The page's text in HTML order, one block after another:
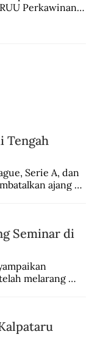
Perkawinan.
Tengah
Serie A, dan
ajang
Seminar di
melarang